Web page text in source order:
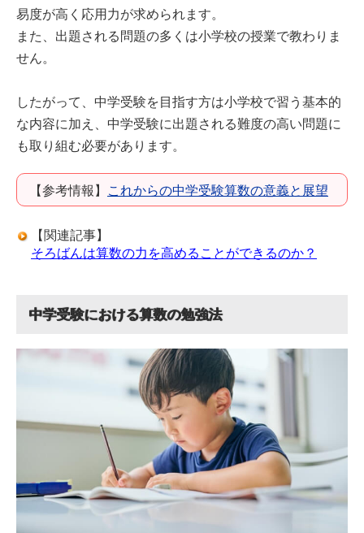
易度が高く応用力が求められます。
また、出題される問題の多くは小学校の授業で教わりま
せん。
したがって、中学受験を目指す方は小学校で習う基本的
な内容に加え、中学受験に出題される難度の高い問題に
も取り組む必要があります。
【参考情報】 これからの中学受験算数の意義と展望
【関連記事】
そろばんは算数の力を高めることができるのか？
中学受験における算数の勉強法